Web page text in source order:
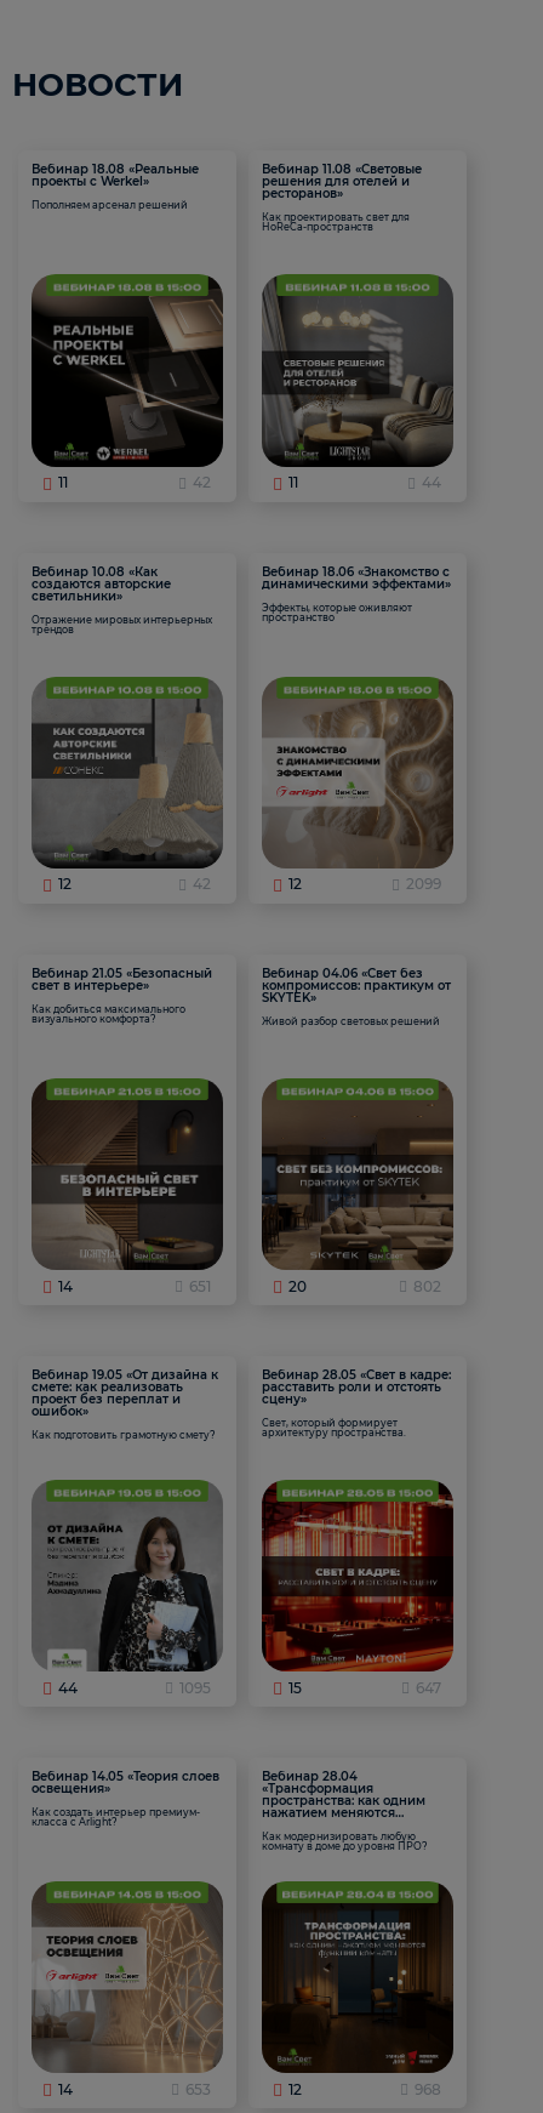
НОВОСТИ
Вебинар 18.08 «Реальные
проекты с Werkel»
Пополняем арсенал решений
11 42
Вебинар 11.08 «Световые
решения для отелей и
ресторанов»
Как проектировать свет для
HoReCa-пространств
11 44
Вебинар 10.08 «Как
создаются авторские
светильники»
Отражение мировых интерьерных
трендов
12 42
Вебинар 18.06 «Знакомство с
динамическими эффектами»
Эффекты, которые оживляют
пространство
12 2099
Вебинар 21.05 «Безопасный
свет в интерьере»
Как добиться максимального
визуального комфорта?
14 651
Вебинар 04.06 «Свет без
компромиссов: практикум от
SKYTEK»
Живой разбор световых решений
20 802
Вебинар 19.05 «От дизайна к
смете: как реализовать
проект без переплат и
ошибок»
Как подготовить грамотную смету?
44 1095
Вебинар 28.05 «Свет в кадре:
расставить роли и отстоять
сцену»
Свет, который формирует
архитектуру пространства.
15 647
Вебинар 14.05 «Теория слоев
освещения»
Как создать интерьер премиум-
класса с Arlight?
14 653
Вебинар 28.04
«Трансформация
пространства: как одним
нажатием меняются
Как модернизировать любую
комнату в доме до уровня ПРО?
12 968